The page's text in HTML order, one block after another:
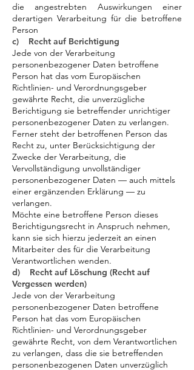
die angestrebten Auswirkungen einer
derartigen Verarbeitung für die betroffene
Person
c) Recht auf Berichtigung
Jede von der Verarbeitung
personenbezogener Daten betroffene
Person hat das vom Europäischen
Richtlinien- und Verordnungsgeber
gewährte Recht, die unverzügliche
Berichtigung sie betreffender unrichtiger
personenbezogener Daten zu verlangen.
Ferner steht der betroffenen Person das
Recht zu, unter Berücksichtigung der
Zwecke der Verarbeitung, die
Vervollständigung unvollständiger
personenbezogener Daten — auch mittels
einer ergänzenden Erklärung — zu
verlangen.
Möchte eine betroffene Person dieses
Berichtigungsrecht in Anspruch nehmen,
kann sie sich hierzu jederzeit an einen
Mitarbeiter des für die Verarbeitung
Verantwortlichen wenden.
d) Recht auf Löschung (Recht auf
Vergessen werden)
Jede von der Verarbeitung
personenbezogener Daten betroffene
Person hat das vom Europäischen
Richtlinien- und Verordnungsgeber
gewährte Recht, von dem Verantwortlichen
zu verlangen, dass die sie betreffenden
personenbezogenen Daten unverzüglich